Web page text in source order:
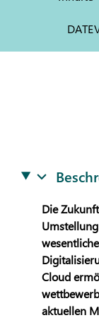
Die
Cloud
aktuellen